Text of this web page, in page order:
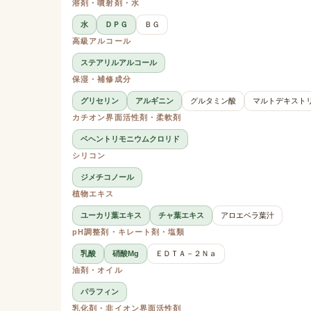
溶剤・噴射剤・水
水 ＤＰＧ
ＢＧ
高級アルコール
ステアリルアルコール
保湿・補修成分
グリセリン アルギニン グルタミン酸 マルトデキスト
カチオン界面活性剤・柔軟剤
ベヘントリモニウムクロリド
シリコン
ジメチコノール
植物エキス
ユーカリ葉エキス チャ葉エキス
アロエベラ葉汁
pH調整剤・キレート剤・塩類
乳酸 硝酸Mg
ＥＤＴＡ－２Ｎａ
油剤・オイル
パラフィン
乳化剤・非イオン界面活性剤